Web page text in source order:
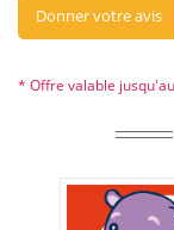
Donner votre avis
* Offre valable